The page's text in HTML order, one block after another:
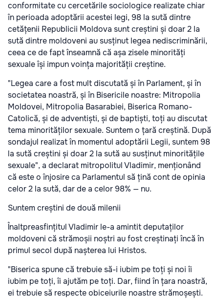
conformitate cu cercetările sociologice realizate chiar
în perioada adoptării acestei legi, 98 la sută dintre
cetățenii Republicii Moldova sunt creștini și doar 2 la
sută dintre moldoveni au susținut legea nediscriminării,
ceea ce de fapt înseamnă că așa zisele minorități
sexuale își impun voința majorității creștine.
"Legea care a fost mult discutată și în Parlament, și în
societatea noastră, și în Bisericile noastre: Mitropolia
Moldovei, Mitropolia Basarabiei, Biserica Romano-
Catolică, și de adventiști, și de baptiști, toți au discutat
tema minorităților sexuale. Suntem o țară creștină. După
sondajul realizat în momentul adoptării Legii, suntem 98
la sută creștini și doar 2 la sută au susținut minoritățile
sexuale", a declarat mitropolitul Vladimir, menționând
că este o înjosire ca Parlamentul să țină cont de opinia
celor 2 la sută, dar de a celor 98% — nu.
Suntem creștini de două milenii
Înaltpreasfințitul Vladimir le-a amintit deputaților
moldoveni că strămoșii noștri au fost creștinați încă în
primul secol după nașterea lui Hristos.
"Biserica spune că trebuie să-i iubim pe toți și noi îi
iubim pe toți, îi ajutăm pe toți. Dar, fiind în țara noastră,
ei trebuie să respecte obiceiurile noastre strămoșești.